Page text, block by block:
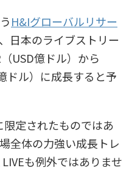
H&Iグローバルリサー
日本のライブストリー
USD億ドル）から
ドル）に成長すると予
定されたものではあ
全体の力強い成長トレ
も例外ではありませ